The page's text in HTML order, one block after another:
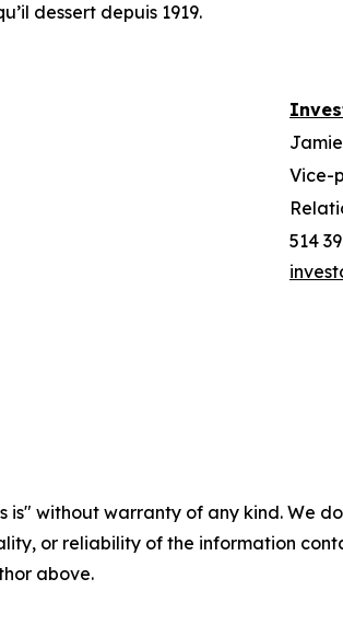
dessert depuis 1919.
Vice-
514
is" without warranty of any kind. We
or reliability of the information
above.